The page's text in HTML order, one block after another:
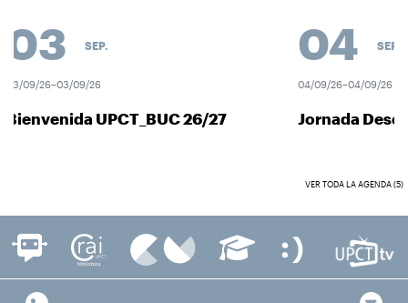
SEP.
09/26–03/09/26
UPCT_BUC 26/27
04 SEP.
04/09/26–04/09/26
Jornada
VER TODA LA AGENDA (5)